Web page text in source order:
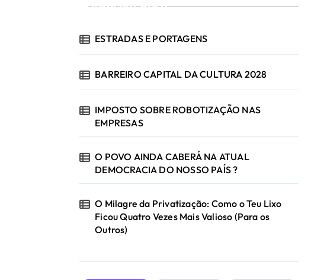
Recent Posts
ESTRADAS E PORTAGENS
BARREIRO CAPITAL DA CULTURA 2028
IMPOSTO SOBRE ROBOTIZAÇÃO NAS
EMPRESAS
O POVO AINDA CABERÁ NA ATUAL
DEMOCRACIA DO NOSSO PAÍS ?
O Milagre da Privatização: Como o Teu Lixo
Ficou Quatro Vezes Mais Valioso (Para os
Outros)